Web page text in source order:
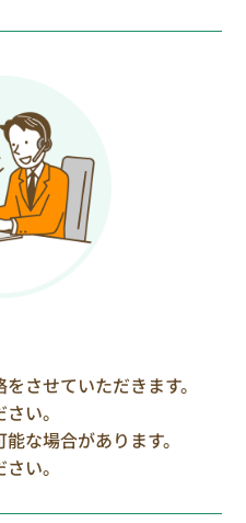
させていただきます。
い。
な場合があります。
い。